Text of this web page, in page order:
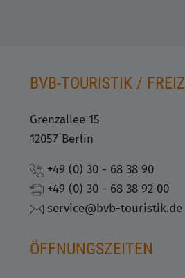
BVB-TOURISTIK /
Grenzallee 15
12057 Berlin
+49 (0) 30 - 68 38 90
+49 (0) 30 - 68 38 92 00
service@bvb-touristik.de
ÖFFNUNGSZEITEN